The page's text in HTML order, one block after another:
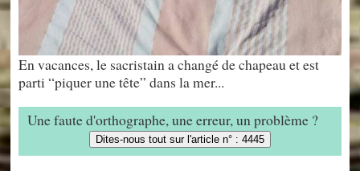
En vacances, le sacristain a changé de chapeau et est
parti “piquer une tête” dans la mer...
Une faute d'orthographe, une erreur, un problème ?
Dites-nous tout sur l'article n° : 4445